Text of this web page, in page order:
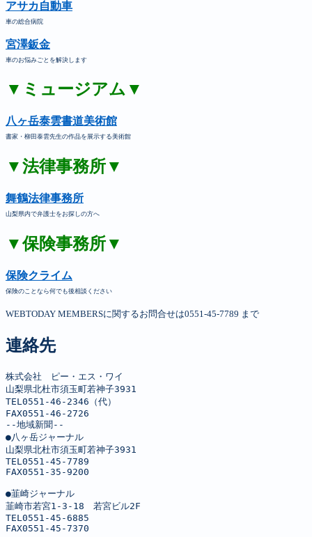
アサカ自動車
車の総合病院
宮澤鈑金
車のお悩みごとを解決します
▼ミュージアム▼
八ヶ岳泰雲書道美術館
書家・柳田泰雲先生の作品を展示する美術館
▼法律事務所▼
舞鶴法律事務所
山梨県内で弁護士をお探しの方へ
▼保険事務所▼
保険クライム
保険のことなら何でも後相談ください
WEBTODAY MEMBERSに関するお問合せは0551-45-7789 まで
連絡先
株式会社　ピー・エス・ワイ
山梨県北杜市須玉町若神子3931
TEL0551-46-2346（代）
FAX0551-46-2726
--地域新聞--
●八ヶ岳ジャーナル
山梨県北杜市須玉町若神子3931
TEL0551-45-7789
FAX0551-35-9200
●韮崎ジャーナル
韮崎市若宮1-3-18　若宮ビル2F
TEL0551-45-6885
FAX0551-45-7370